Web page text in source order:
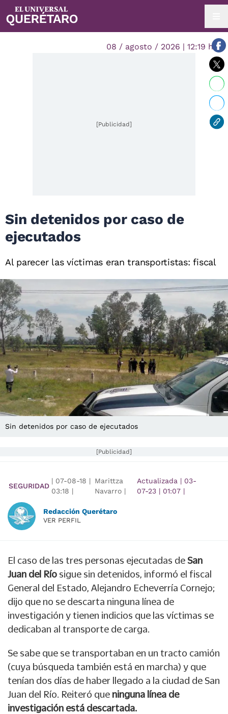
08 / agosto / 2026 | 12:19 hrs.
[Publicidad]
Sin detenidos por caso de
ejecutados
Al parecer las víctimas eran transportistas: fiscal
Sin detenidos por caso de ejecutados
[Publicidad]
SEGURIDAD
| 07-08-18 |
03:18 |
Marittza
Navarro |
Actualizada | 03-
07-23 | 01:07 |
Redacción Querétaro
VER PERFIL
El caso de las tres personas ejecutadas de San
Juan del Río sigue sin detenidos, informó el fiscal
General del Estado, Alejandro Echeverría Cornejo;
dijo que no se descarta ninguna línea de
investigación y tienen indicios que las víctimas se
dedicaban al transporte de carga.
Se sabe que se transportaban en un tracto camión
(cuya búsqueda también está en marcha) y que
tenían dos días de haber llegado a la ciudad de San
Juan del Río. Reiteró que ninguna línea de
investigación está descartada.